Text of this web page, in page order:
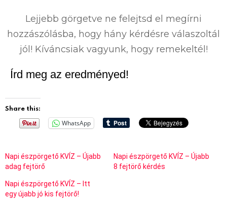
Lejjebb görgetve ne felejtsd el megírni
hozzászólásba, hogy hány kérdésre válaszoltál
jól! Kíváncsiak vagyunk, hogy remekeltél!
Írd meg az eredményed!
Share this:
WhatsApp
Napi észpörgető KVÍZ – Újabb
adag fejtörő
Napi észpörgető KVÍZ – Újabb
8 fejtörő kérdés
Napi észpörgető KVÍZ – Itt
egy újabb jó kis fejtörő!